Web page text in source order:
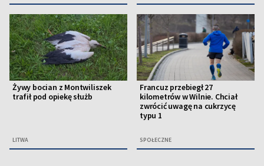
Żywy bocian z Montwiliszek
trafił pod opiekę służb
LITWA
Francuz przebiegł 27
kilometrów w Wilnie. Chciał
zwrócić uwagę na cukrzycę
typu 1
SPOŁECZNE